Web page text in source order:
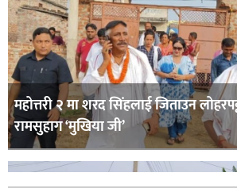
महोत्तरी २ मा शरद सिंहलाई जिताउन
रामसुहाग ‘मुखिया जी’